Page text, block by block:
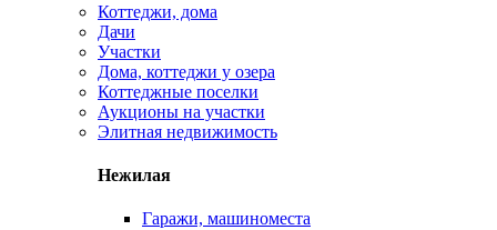
Коттеджи, дома
Дачи
Участки
Дома, коттеджи у озера
Коттеджные поселки
Аукционы на участки
Элитная недвижимость
Нежилая
Гаражи, машиноместа